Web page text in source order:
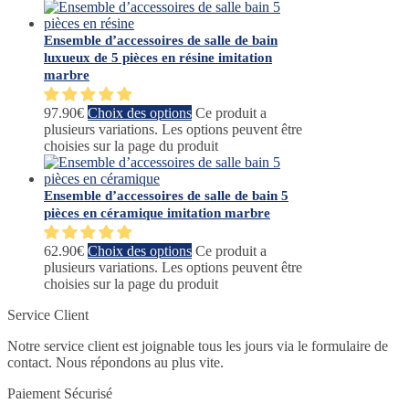
Ensemble d’accessoires de salle de bain
luxueux de 5 pièces en résine imitation
marbre
97.90€ Choix des options Ce produit a
plusieurs variations. Les options peuvent être
choisies sur la page du produit
Ensemble d’accessoires de salle de bain 5
pièces en céramique imitation marbre
62.90€ Choix des options Ce produit a
plusieurs variations. Les options peuvent être
choisies sur la page du produit
Service Client
Notre service client est joignable tous les jours via le formulaire de
contact. Nous répondons au plus vite.
Paiement Sécurisé